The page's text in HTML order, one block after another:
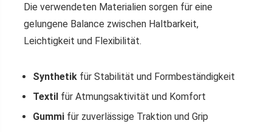
Die verwendeten Materialien sorgen für eine
gelungene Balance zwischen Haltbarkeit,
Leichtigkeit und Flexibilität.
Synthetik für Stabilität und Formbeständigkeit
Textil für Atmungsaktivität und Komfort
Gummi für zuverlässige Traktion und Grip